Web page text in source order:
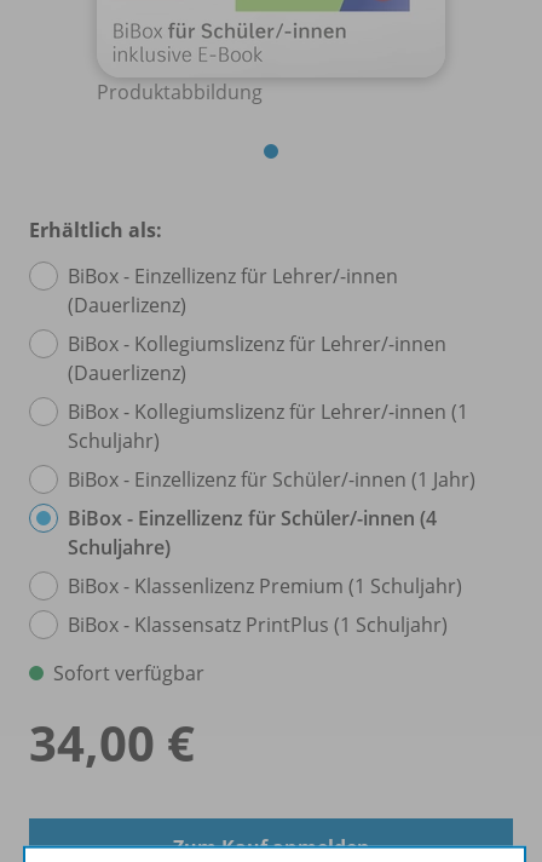
Produktabbildung
Erhältlich als:
BiBox - Einzellizenz für Lehrer/-innen
(Dauerlizenz)
BiBox - Kollegiumslizenz für Lehrer/-innen
(Dauerlizenz)
BiBox - Kollegiumslizenz für Lehrer/-innen (1
Schuljahr)
BiBox - Einzellizenz für Schüler/-innen (1 Jahr)
BiBox - Einzellizenz für Schüler/-innen (4
Schuljahre)
BiBox - Klassenlizenz Premium (1 Schuljahr)
BiBox - Klassensatz PrintPlus (1 Schuljahr)
Sofort verfügbar
34,00 €
Zum Kauf anmelden